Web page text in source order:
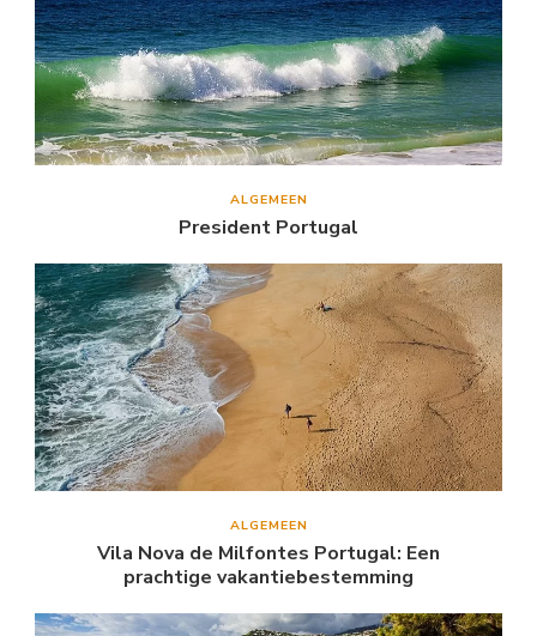
ALGEMEEN
President Portugal
ALGEMEEN
Vila Nova de Milfontes Portugal: Een
prachtige vakantiebestemming